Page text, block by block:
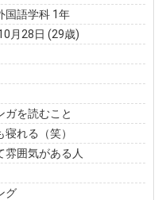
国語学科 1年
月28日 (29歳)
ガを読むこと
寝れる（笑）
雰囲気がある人
グ